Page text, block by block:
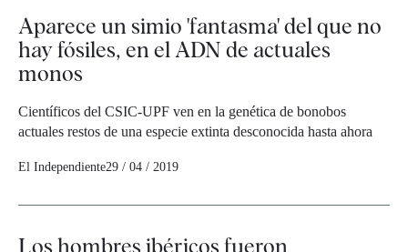
Aparece un simio 'fantasma' del que no
hay fósiles, en el ADN de actuales
monos
Científicos del CSIC-UPF ven en la genética de bonobos
actuales restos de una especie extinta desconocida hasta ahora
El Independiente29 / 04 / 2019
Los hombres ibéricos fueron